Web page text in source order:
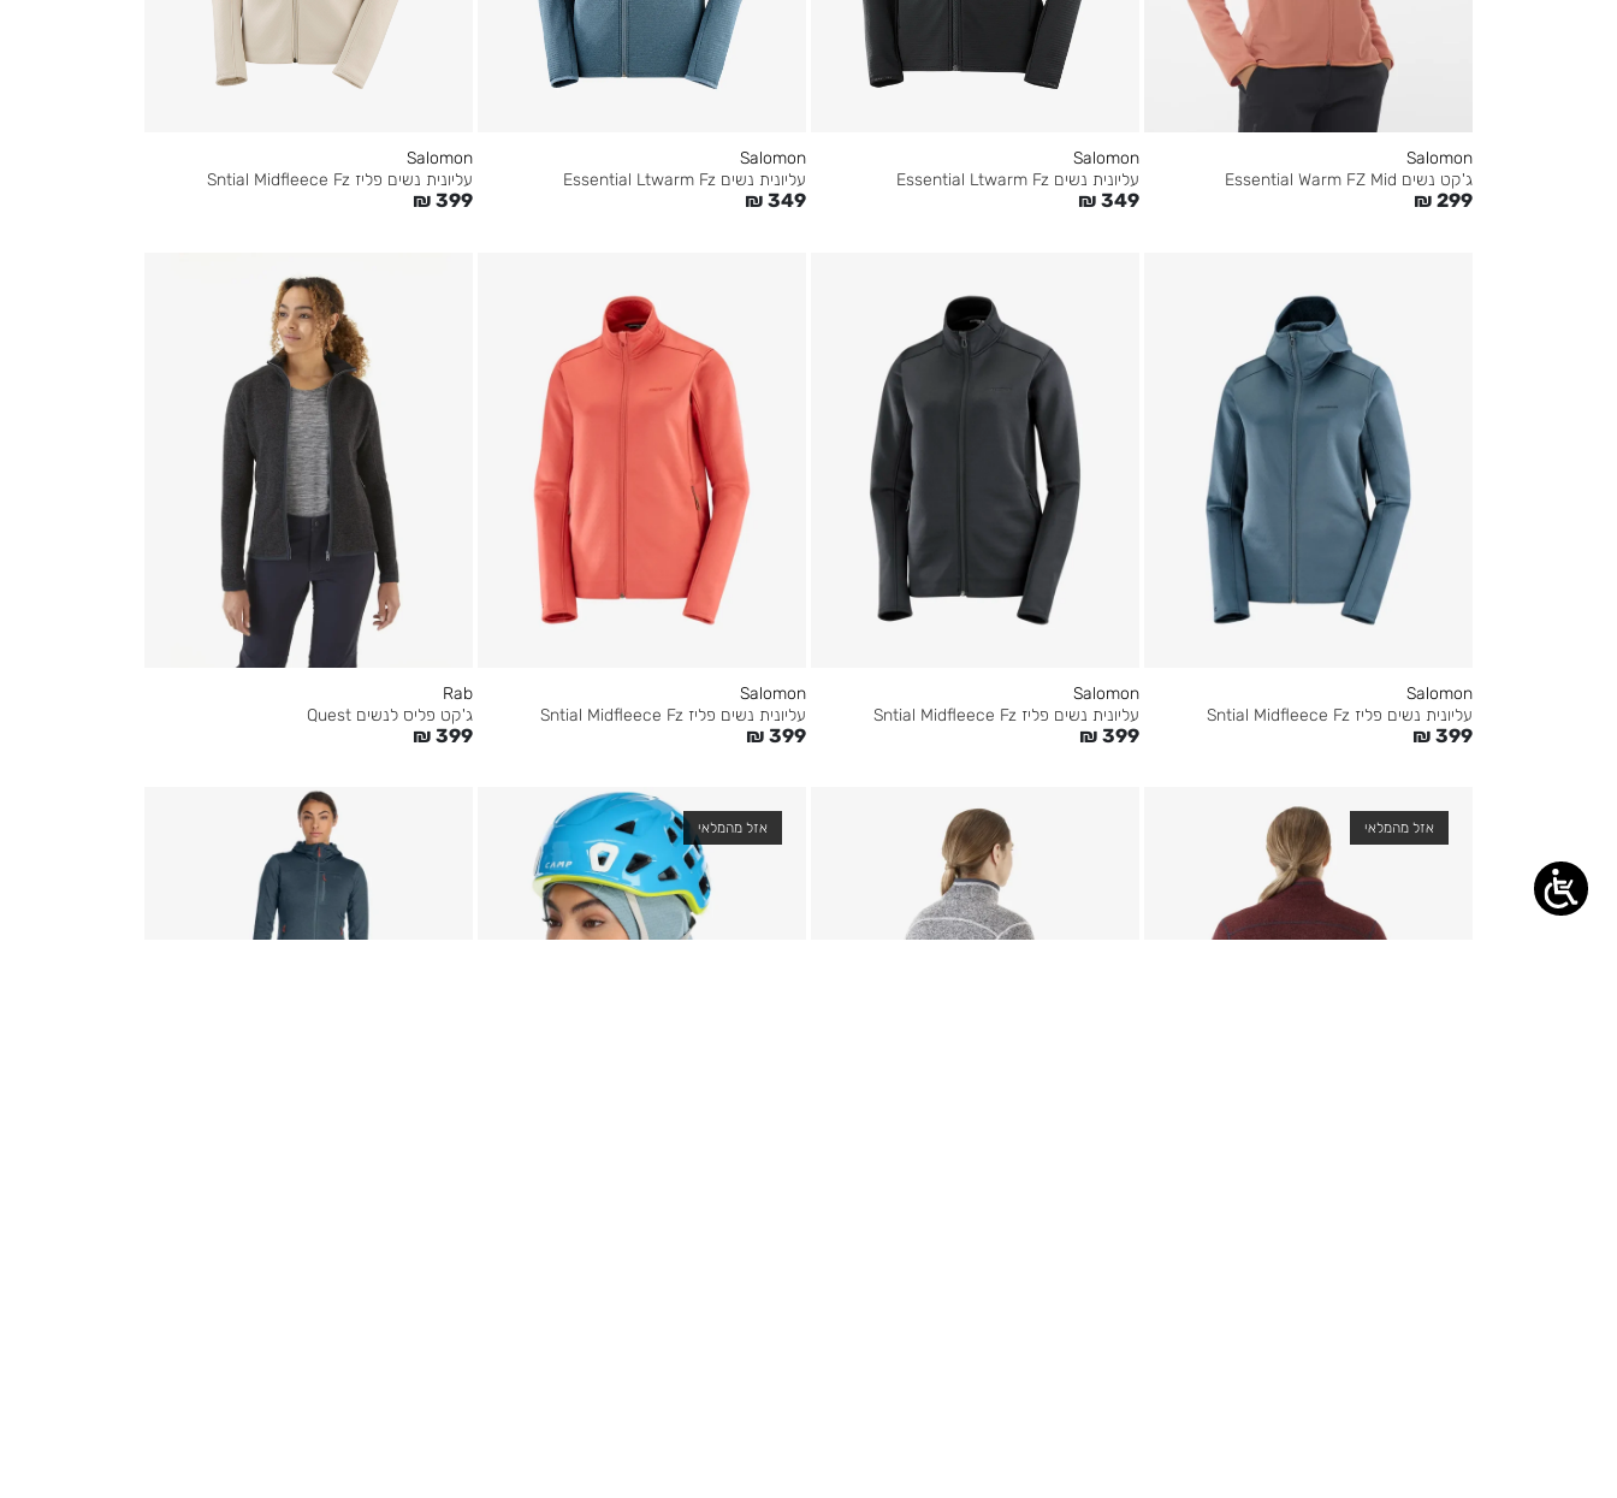
Salomon
ג'קט נשים Essential Warm FZ Mid
₪ 299
Salomon
עליונית נשים Essential Ltwarm Fz
₪ 349
Salomon
עליונית נשים Essential Ltwarm Fz
₪ 349
Salomon
עליונית נשים פליז Sntial Midfleece Fz
₪ 399
Salomon
עליונית נשים פליז Sntial Midfleece Fz
₪ 399
Salomon
עליונית נשים פליז Sntial Midfleece Fz
₪ 399
Salomon
עליונית נשים פליז Sntial Midfleece Fz
₪ 399
Rab
ג'קט פליס לנשים Quest
₪ 399
אזל מהמלאי אזל מהמלאי